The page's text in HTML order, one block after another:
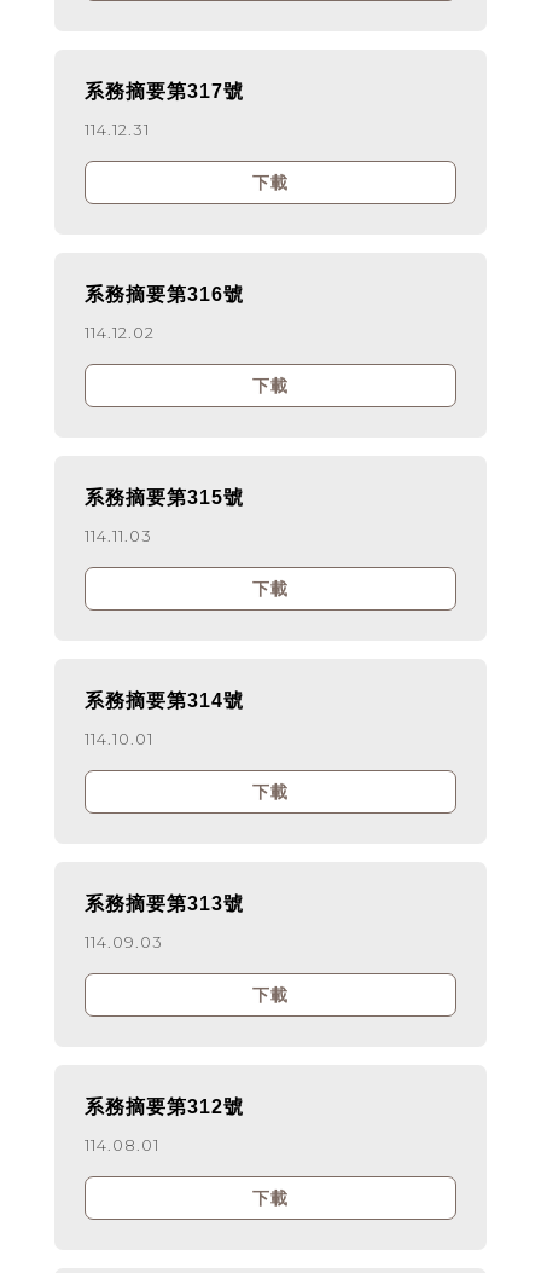
系務摘要第317號
114.12.31
下載
系務摘要第316號
114.12.02
下載
系務摘要第315號
114.11.03
下載
系務摘要第314號
114.10.01
下載
系務摘要第313號
114.09.03
下載
系務摘要第312號
114.08.01
下載